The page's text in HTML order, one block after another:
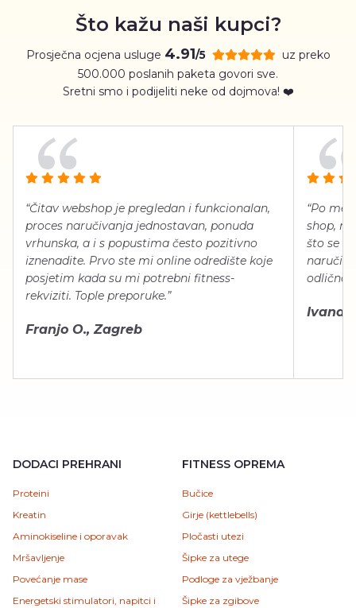
Što kažu naši kupci?
Prosječna ocjena usluge 4.91/5
uz preko
500.000 poslanih paketa govori sve.
Sretni smo i podijeliti neke od dojmova! ❤️
“Čitav webshop je pregledan i funkcionalan,
proces naručivanja jednostavan, ponuda
vrhunska, a i s popustima često pozitivno
iznenadite. Prvo ste mi online odredište koje
posjetim kada su mi potrebni fitness-
rekviziti. Tople preporuke.”
Franjo O., Zagreb
“Po
shop,
što se
naručiti,
odlično
Ivana
DODACI PREHRANI
Proteini
Kreatin
Aminokiseline i oporavak
Mršavljenje
Povećanje mase
Energetski stimulatori, napitci i
FITNESS OPREMA
Bučice
Girje (kettlebells)
Pločasti utezi
Šipke za utege
Podloge za vježbanje
Šipke za zgibove